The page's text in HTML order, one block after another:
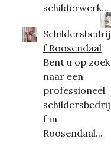
schilderwerk...
Schildersbedrij
f Roosendaal
Bent u op zoek
naar een
professioneel
schildersbedrij
f in
Roosendaal...